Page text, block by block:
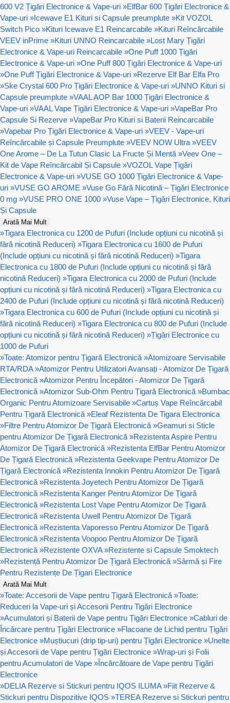
600 V2 Țigări Electronice & Vape-uri »ElfBar 600 Țigări Electronice &
Vape-uri »Icewave E1 Kituri si Capsule preumplute »Kit VOZOL
Switch Pico »Kituri Icewave E1 Reincarcabile »Kituri Reîncărcabile
VEEV inPrime »Kituri UNNO Reincarcabile »Lost Mary Țigări
Electronice & Vape-uri Reincarcabile »One Puff 1000 Țigări
Electronice & Vape-uri »One Puff 800 Țigări Electronice & Vape-uri
»One Puff Țigări Electronice & Vape-uri »Rezerve Elf Bar Elfa Pro
»Ske Crystal 600 Pro Țigări Electronice & Vape-uri »UNNO Kituri si
Capsule preumplute »VAAL AOP Bar 1000 Țigări Electronice &
Vape-uri »VAAL Vape Țigări Electronice & Vape-uri »VapeBar Pro
Capsule Si Rezerve »VapeBar Pro Kituri si Baterii Reincarcabile
»Vapebar Pro Țigări Electronice & Vape-uri »VEEV - Vape-uri
Reîncărcabile și Capsule Preumplute »VEEV NOW Ultra »VEEV
One Arome – De La Tutun Clasic La Fructe Și Mentă »Veev One –
Kit de Vape Reîncărcabil Și Capsule »VOZOL Vape Țigări
Electronice & Vape-uri »VUSE GO 1000 Țigări Electronice & Vape-
uri »VUSE GO AROME »Vuse Go Fără Nicotină – Țigări Electronice
0 mg »VUSE PRO ONE 1000 »Vuse Vape – Țigări Electronice, Kituri
Și Capsule
Arată Mai Mult
»Tigara Electronica cu 1200 de Pufuri (Include opțiuni cu nicotină și
fără nicotină Reduceri) »Tigara Electronica cu 1600 de Pufuri
(Include opțiuni cu nicotină și fără nicotină Reduceri) »Tigara
Electronica cu 1800 de Pufuri (Include opțiuni cu nicotină și fără
nicotină Reduceri) »Tigara Electronica cu 2000 de Pufuri (Include
opțiuni cu nicotină și fără nicotină Reduceri) »Tigara Electronica cu
2400 de Pufuri (Include opțiuni cu nicotină și fără nicotină Reduceri)
»Tigara Electronica cu 600 de Pufuri (Include opțiuni cu nicotină și
fără nicotină Reduceri) »Tigara Electronica cu 800 de Pufuri (Include
opțiuni cu nicotină și fără nicotină Reduceri) »Țigări Electronice cu
1000 de Pufuri
»Toate: Atomizor pentru Țigară Electronică »Atomizoare Servisabile
RTA/RDA »Atomizor Pentru Utilizatori Avansați - Atomizor De Țigară
Electronică »Atomizor Pentru Începători - Atomizor De Țigară
Electronică »Atomizor Sub-Ohm Pentru Țigară Electronică »Bumbac
Organic Pentru Atomizoare Servisabile »Cartuș Vape Reîncărcabil
Pentru Țigară Electronică »Eleaf Rezistenta De Tigara Electronica
»Filtre Pentru Atomizor De Țigară Electronică »Geamuri si Sticle
pentru Atomizor De Țigară Electronică »Rezistenta Aspire Pentru
Atomizor De Țigară Electronică »Rezistenta ElfBar Pentru Atomizor
De Țigară Electronică »Rezistenta Geekvape Pentru Atomizor De
Țigară Electronică »Rezistenta Innokin Pentru Atomizor De Țigară
Electronică »Rezistenta Joyetech Pentru Atomizor De Țigară
Electronică »Rezistenta Kanger Pentru Atomizor De Țigară
Electronică »Rezistenta Lost Vape Pentru Atomizor De Țigară
Electronică »Rezistenta Uwell Pentru Atomizor De Țigară
Electronică »Rezistenta Vaporesso Pentru Atomizor De Țigară
Electronică »Rezistenta Voopoo Pentru Atomizor De Țigară
Electronică »Rezistente OXVA »Rezistente si Capsule Smoktech
»Rezistență Pentru Atomizor De Țigară Electronică »Sârmă și Fire
Pentru Rezistențe De Țigari Electronice
Arată Mai Mult
»Toate: Accesorii de Vape pentru Țigară Electronică »Toate:
Reduceri la Vape-uri și Accesorii Pentru Tigări Electronice
»Acumulatori și Baterii de Vape pentru Țigări Electronice »Cabluri de
Încărcare pentru Țigări Electronice »Flacoane de Lichid pentru Țigări
Electronice »Muștiucuri (drip tip-uri) pentru Țigări Electronice »Unelte
și Accesorii de Vape pentru Țigări Electronice »Wrap-uri și Folii
pentru Acumulatori de Vape »Încărcătoare de Vape pentru Țigări
Electronice
»DELIA Rezerve si Stickuri pentru IQOS ILUMA »Fiit Rezerve &
Stickuri pentru Dispozitive IQOS »TEREA Rezerve si Stickuri pentru